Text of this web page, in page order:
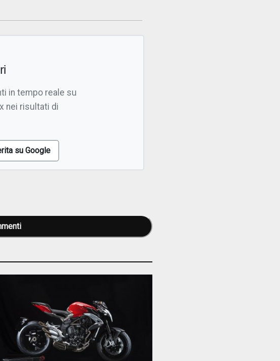
in tempo reale su
nei risultati di
su Google